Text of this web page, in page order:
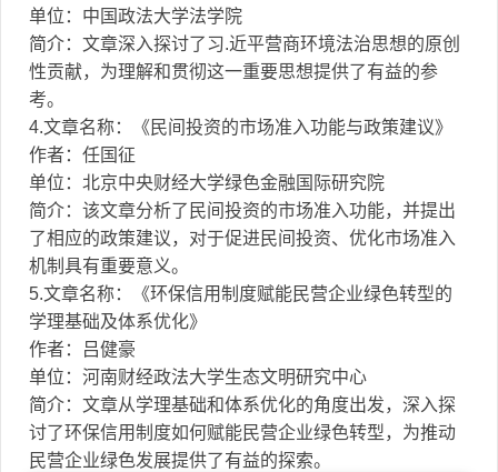
单位：中国政法大学法学院
简介：文章深入探讨了习.近平营商环境法治思想的原创
性贡献，为理解和贯彻这一重要思想提供了有益的参
考。
4.文章名称：《民间投资的市场准入功能与政策建议》
作者：任国征
单位：北京中央财经大学绿色金融国际研究院
简介：该文章分析了民间投资的市场准入功能，并提出
了相应的政策建议，对于促进民间投资、优化市场准入
机制具有重要意义。
5.文章名称：《环保信用制度赋能民营企业绿色转型的
学理基础及体系优化》
作者：吕健豪
单位：河南财经政法大学生态文明研究中心
简介：文章从学理基础和体系优化的角度出发，深入探
讨了环保信用制度如何赋能民营企业绿色转型，为推动
民营企业绿色发展提供了有益的探索。